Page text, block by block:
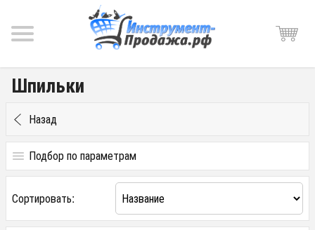
Шпильки
Назад
Подбор по параметрам
Цена
от до
Сортировать: